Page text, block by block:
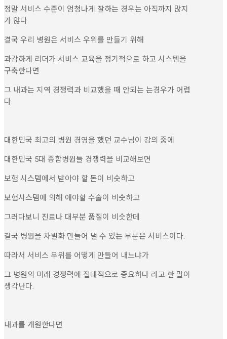
정말 서비스 수준이 엄청나게 잘하는 경우는 아직까지 많지
가 않다.
결국 우리 병원은 서비스 우위를 만들기 위해
과감하게 리더가 서비스 교육을 정기적으로 하고 시스템을
구축한다면
그 내과는 지역 경쟁력과 비교했을 때 안되는 는경우가 어렵
다.
대한민국 최고의 병원 경영을 했던 교수님이 강의 중에
대한민국 5대 종합병원들 경쟁력을 비교해보면
보험 시스템에서 받아야 할 돈이 비슷하고
보험시스템에 의해 애야할 수술이 비슷하고
그러다보니 진료나 대부분 품질이 비슷한데
결국 병원을 차별화 만들어 낼 수 있는 부분은 서비스이다.
따라서 서비스 우위를 어떻게 만들어 내느냐가
그 병원의 미래 경쟁력에 절대적으로 중요하다 라고 한 말이
생각난다.
내과를 개원한다면